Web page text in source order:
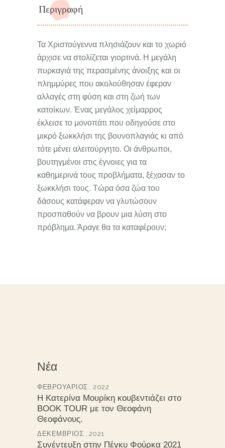
Περιγραφή
Τα Χριστούγεννα πλησιάζουν και το χωριό
άρχισε να στολίζεται γιορτινά. Η μεγάλη
πυρκαγιά της περασμένης άνοιξης και οι
πλημμύρες που ακολούθησαν έφεραν
αλλαγές στη φύση και στη ζωή των
κατοίκων. Ένας μεγάλος χείμαρρος
έκλεισε το μονοπάτι που οδηγούσε στο
μικρό ξωκκλήσι της βουνοπλαγιάς κι από
τότε μένει αλειτούργητο. Οι άνθρωποι,
βουτηγμένοι στις έγνοιες για τα
καθημερινά τους προβλήματα, ξέχασαν το
ξωκκλήσι τους. Τώρα όσα ζώα του
δάσους κατάφεραν να γλυτώσουν
προσπαθούν να βρουν μια λύση στο
πρόβλημα. Άραγε θα τα καταφέρουν;
Νέα
ΦΕΒΡΟΥΆΡΙΟΣ , 2022
Η Κατερίνα Μουρίκη κουβεντιάζει στο
BOOK TOUR με τον Θεοφάνη
Θεοφάνους.
ΔΕΚΈΜΒΡΙΟΣ , 2021
Συνέντευξη στην Πέγκυ Φούρκα 2021